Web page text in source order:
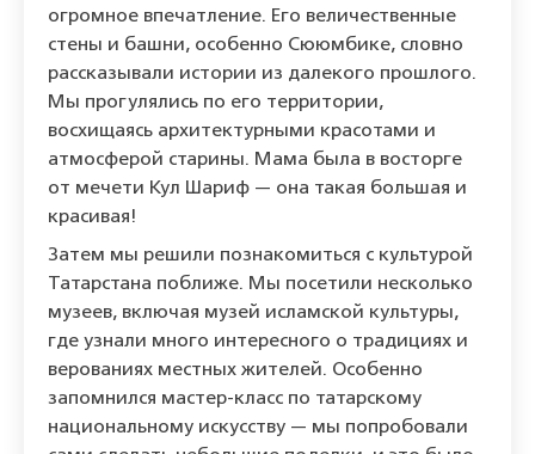
огромное впечатление. Его величественные
стены и башни, особенно Сююмбике, словно
рассказывали истории из далекого прошлого.
Мы прогулялись по его территории,
восхищаясь архитектурными красотами и
атмосферой старины. Мама была в восторге
от мечети Кул Шариф — она такая большая и
красивая!
Затем мы решили познакомиться с культурой
Татарстана поближе. Мы посетили несколько
музеев, включая музей исламской культуры,
где узнали много интересного о традициях и
верованиях местных жителей. Особенно
запомнился мастер-класс по татарскому
национальному искусству — мы попробовали